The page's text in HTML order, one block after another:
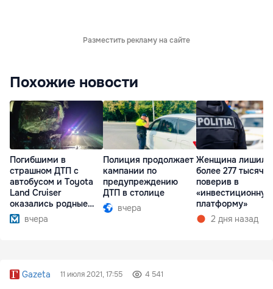
Разместить рекламу на сайте
Похожие новости
Погибшими в
страшном ДТП с
автобусом и Toyota
Land Cruiser
оказались родные
братьявчера
Полиция продолжает
кампании по
предупреждению
ДТП в столице
вчера
Женщина
более 277 тысяч
поверив в
«инвестиционную
платформу»
2 дня назад
Gazeta 11 июля 2021, 17:55 4 541